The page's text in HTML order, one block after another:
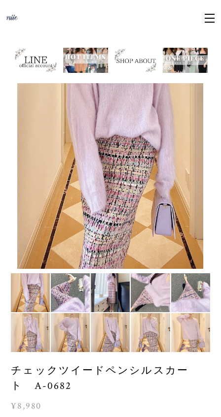
チェックツイードペンシルスカー
ト A-0682
¥8,980